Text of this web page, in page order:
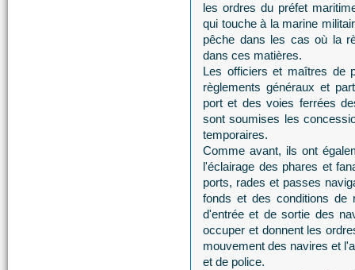
les ordres du préfet
qui touche à la marine
pêche dans les cas où la
dans ces matières.
Les officiers et maîtres de
règlements généraux et
port et des voies ferrées
sont soumises les
temporaires.
Comme avant, ils ont
l'éclairage des phares et
ports, rades et passes
fonds et des conditions de
d'entrée et de sortie des
occuper et donnent les
mouvement des navires et
et de police.